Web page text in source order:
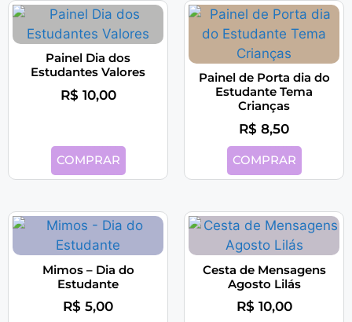
Painel Dia dos
Estudantes Valores
R$ 10,00
COMPRAR
Painel de Porta dia do
Estudante Tema
Crianças
R$ 8,50
COMPRAR
Mimos – Dia do
Estudante
R$ 5,00
Cesta de Mensagens
Agosto Lilás
R$ 10,00